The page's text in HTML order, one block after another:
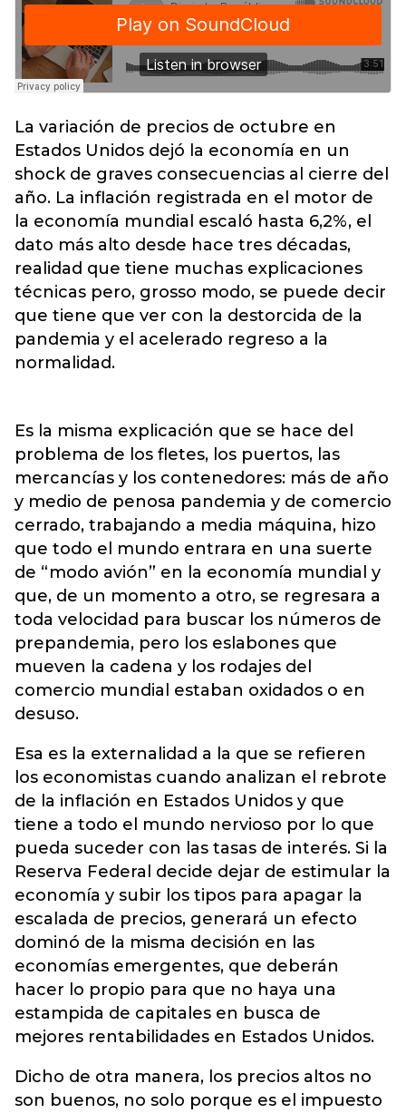
La variación de precios de octubre en
Estados Unidos dejó la economía en un
shock de graves consecuencias al cierre del
año. La inflación registrada en el motor de
la economía mundial escaló hasta 6,2%, el
dato más alto desde hace tres décadas,
realidad que tiene muchas explicaciones
técnicas pero, grosso modo, se puede decir
que tiene que ver con la destorcida de la
pandemia y el acelerado regreso a la
normalidad.
Es la misma explicación que se hace del
problema de los fletes, los puertos, las
mercancías y los contenedores: más de año
y medio de penosa pandemia y de comercio
cerrado, trabajando a media máquina, hizo
que todo el mundo entrara en una suerte
de “modo avión” en la economía mundial y
que, de un momento a otro, se regresara a
toda velocidad para buscar los números de
prepandemia, pero los eslabones que
mueven la cadena y los rodajes del
comercio mundial estaban oxidados o en
desuso.
Esa es la externalidad a la que se refieren
los economistas cuando analizan el rebrote
de la inflación en Estados Unidos y que
tiene a todo el mundo nervioso por lo que
pueda suceder con las tasas de interés. Si la
Reserva Federal decide dejar de estimular la
economía y subir los tipos para apagar la
escalada de precios, generará un efecto
dominó de la misma decisión en las
economías emergentes, que deberán
hacer lo propio para que no haya una
estampida de capitales en busca de
mejores rentabilidades en Estados Unidos.
Dicho de otra manera, los precios altos no
son buenos, no solo porque es el impuesto